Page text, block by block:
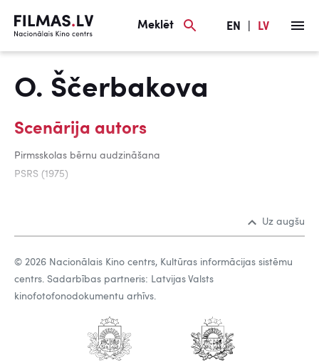
Meklēt EN LV
O. Ščerbakova
Scenārija autors
Pirmsskolas bērnu audzināšana
PSRS (1975)
Uz augšu
© 2026 Nacionālais Kino centrs, Kultūras informācijas sistēmu
centrs. Sadarbības partneris: Latvijas Valsts
kinofotofonodokumentu arhīvs.